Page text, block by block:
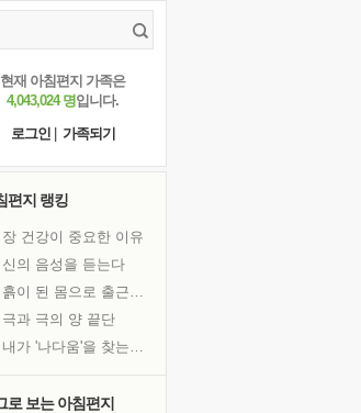
현재 아침편지 가족은
4,043,024 명입니다.
로그인
가족되기
편지 랭킹
장 건강이 중요한 이유
신의 음성을 듣는다
흙이 된 몸으로 출근하는 여자
극과 극의 양 끝단
내가 '나다움'을 찾는 길
처음 손을 잡았던 날
로 보는 아침편지